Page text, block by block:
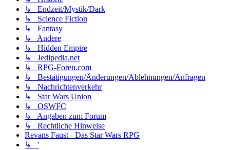
↳ Endzeit/Mystik/Dark
↳ Science Fiction
↳ Fantasy
↳ Andere
↳ Hidden Empire
↳ Jedipedia.net
↳ RPG-Foren.com
↳ Bestätigungen/Änderungen/Ablehnungen/Anfragen
↳ Nachrichtenverkehr
↳ Star Wars Union
↳ OSWFC
↳ Angaben zum Forum
↳ Rechtliche Hinweise
Revans Faust - Das Star Wars RPG
↳ '